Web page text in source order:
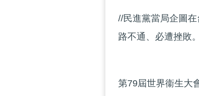
//民進黨當局企圖
路不通、必遭挫敗
第79屆世界衞生大